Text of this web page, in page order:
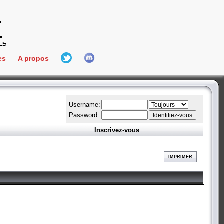
Connect
A propos
L'équipe
Hall Of Fame
Username:
Password:
Inscrivez-vous
IMPRIMER